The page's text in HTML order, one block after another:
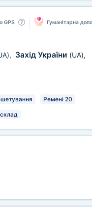
GPS Гуманітарна
, Захід України (UA),
Ремені 20